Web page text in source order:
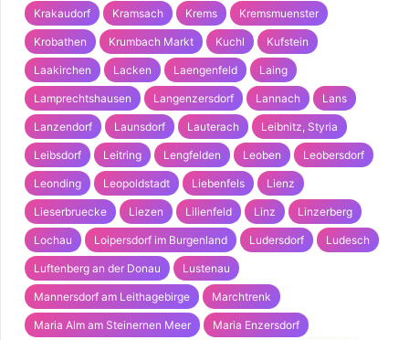
Krakaudorf Kramsach Krems Kremsmuenster
Krobathen Krumbach Markt Kuchl Kufstein
Laakirchen Lacken Laengenfeld Laing
Lamprechtshausen Langenzersdorf Lannach Lans
Lanzendorf Launsdorf Lauterach Leibnitz, Styria
Leibsdorf Leitring Lengfelden Leoben Leobersdorf
Leonding Leopoldstadt Liebenfels Lienz
Lieserbruecke Liezen Lilienfeld Linz Linzerberg
Lochau Loipersdorf im Burgenland Ludersdorf Ludesch
Luftenberg an der Donau Lustenau
Mannersdorf am Leithagebirge Marchtrenk
Maria Alm am Steinernen Meer Maria Enzersdorf